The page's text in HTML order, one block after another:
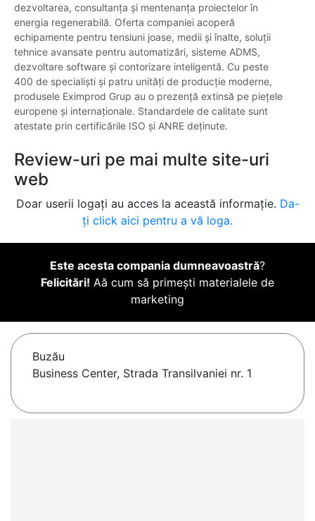
dezvoltarea, consultanța și mentenanța proiectelor în
energia regenerabilă. Oferta companiei acoperă
echipamente pentru tensiuni joase, medii și înalte, soluții
tehnice avansate pentru automatizări, sisteme ADMS,
dezvoltare software și contorizare inteligentă. Cu peste
400 de specialiști și patru unități de producție moderne,
produsele Eximprod Grup au o prezență extinsă pe piețele
europene și internaționale. Standardele de calitate sunt
atestate prin certificările ISO și ANRE deținute.
Review-uri pe mai multe site-uri
web
Doar userii logați au acces la această informație. Da-
ți click aici pentru a vă loga.
Este acesta compania dumneavoastră?
Felicitări! Aă cum să primești materialele de
marketing
Buzău
Business Center, Strada Transilvaniei nr. 1